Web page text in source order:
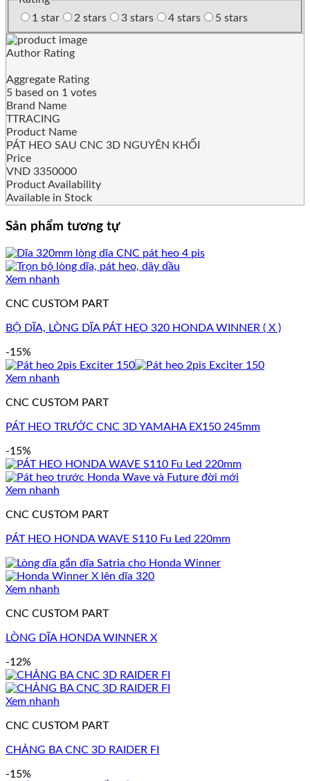
1 star
2 stars 3 stars 4 stars 5 stars
Author Rating
Aggregate Rating
5 based on 1 votes
Brand Name
TTRACING
Product Name
PÁT HEO SAU CNC 3D NGUYÊN KHỐI
Price
VND 3350000
Product Availability
Available in Stock
Sản phẩm tương tự
Xem nhanh
CNC CUSTOM PART
BỘ DĨA, LÒNG DĨA PÁT HEO 320 HONDA WINNER ( X )
-15%
Xem nhanh
CNC CUSTOM PART
PÁT HEO TRƯỚC CNC 3D YAMAHA EX150 245mm
-15%
Xem nhanh
CNC CUSTOM PART
PÁT HEO HONDA WAVE S110 Fu Led 220mm
Xem nhanh
CNC CUSTOM PART
LÒNG DĨA HONDA WINNER X
-12%
Xem nhanh
CNC CUSTOM PART
CHẢNG BA CNC 3D RAIDER FI
-15%